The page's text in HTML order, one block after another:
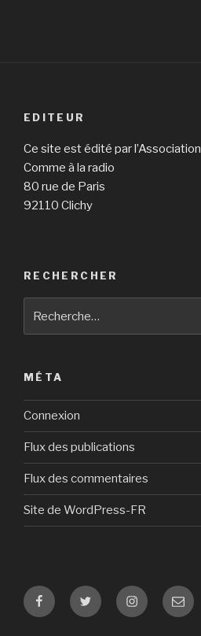
EDITEUR
Ce site est édité par l’Association
Comme à la radio
80 rue de Paris
92110 Clichy
RECHERCHER
MÉTA
Connexion
Flux des publications
Flux des commentaires
Site de WordPress-FR
FacebookTwitter Instagram
E-
mail